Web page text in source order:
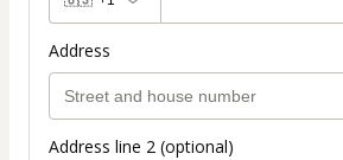
Address
Address line 2 (optional)